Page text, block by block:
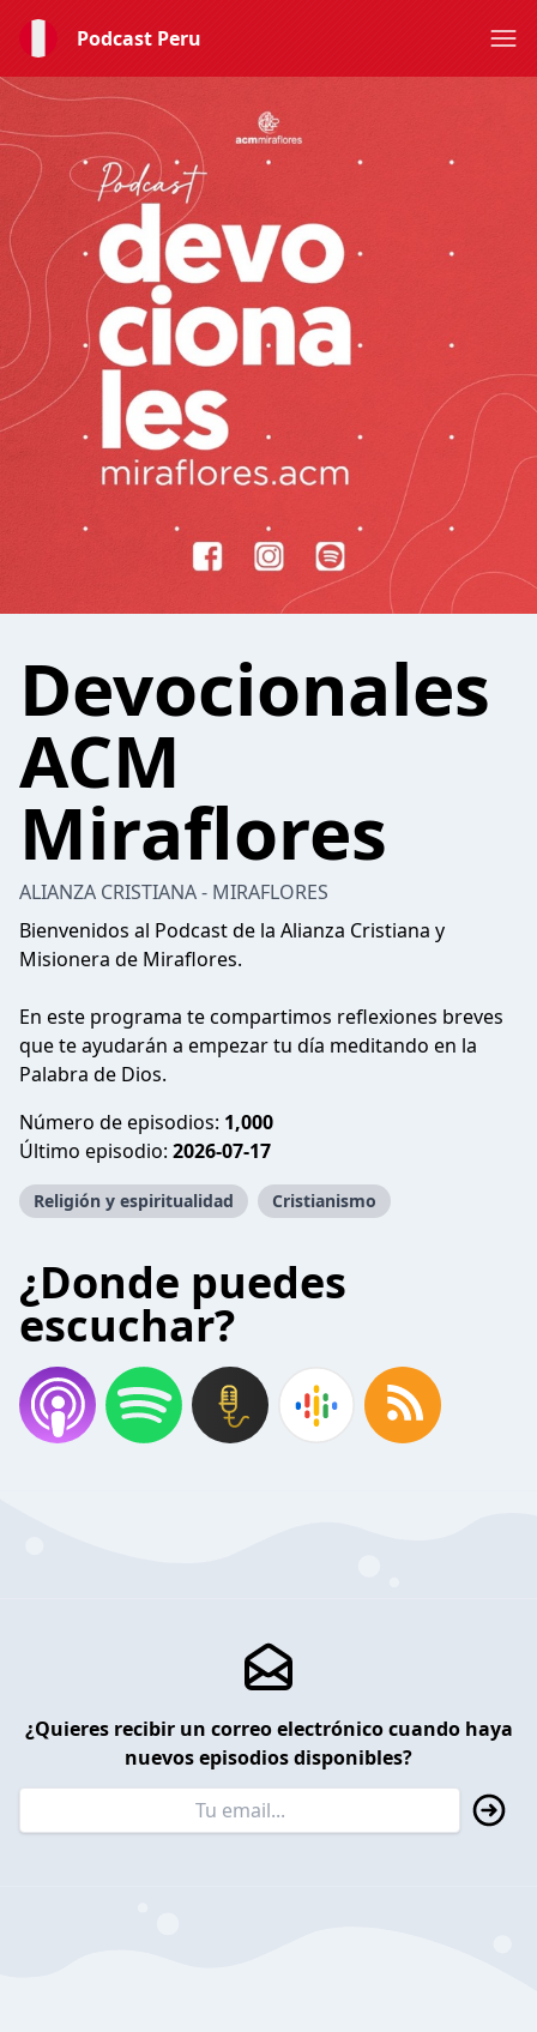
Podcast Peru
Devocionales
ACM
Miraflores
ALIANZA CRISTIANA - MIRAFLORES
Bienvenidos al Podcast de la Alianza Cristiana y
Misionera de Miraflores.
En este programa te compartimos reflexiones breves
que te ayudarán a empezar tu día meditando en la
Palabra de Dios.
Número de episodios: 1,000
Último episodio: 2026-07-17
Religión y espiritualidad Cristianismo
¿Donde puedes
escuchar?
¿Quieres recibir un correo electrónico cuando haya
nuevos episodios disponibles?